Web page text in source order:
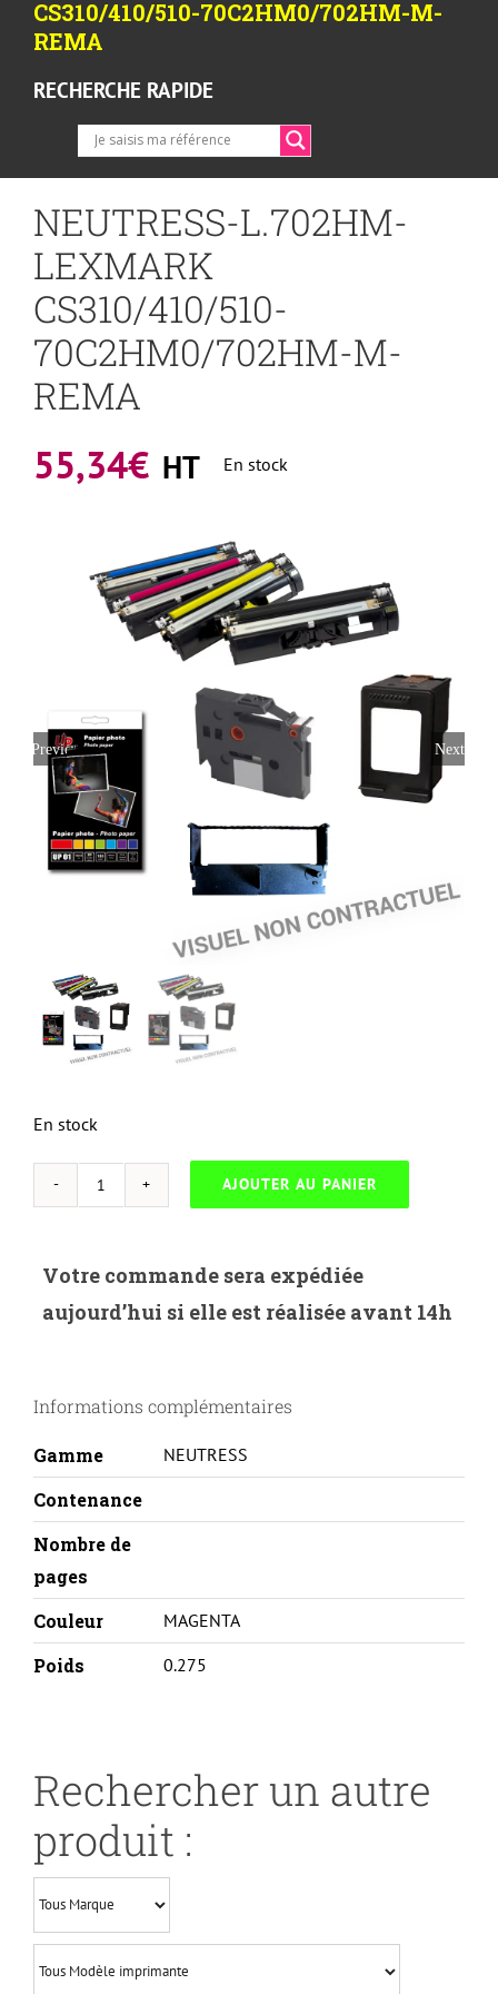
CS310/410/510-70C2HM0/702HM-M-
REMA
RECHERCHE RAPIDE
NEUTRESS-L.702HM-
LEXMARK
CS310/410/510-
70C2HM0/702HM-M-
REMA
55,34€ HT En stock
Previous Next
En stock
quantité
L.702HM-
LEXMARK
M-
AJOUTER AU PANIER
Votre commande sera expédiée
aujourd’hui si elle est réalisée avant 14h
Informations complémentaires
Gamme NEUTRESS
Contenance
Nombre de
pages
Couleur
MAGENTA
Poids 0.275
Rechercher un autre
produit :